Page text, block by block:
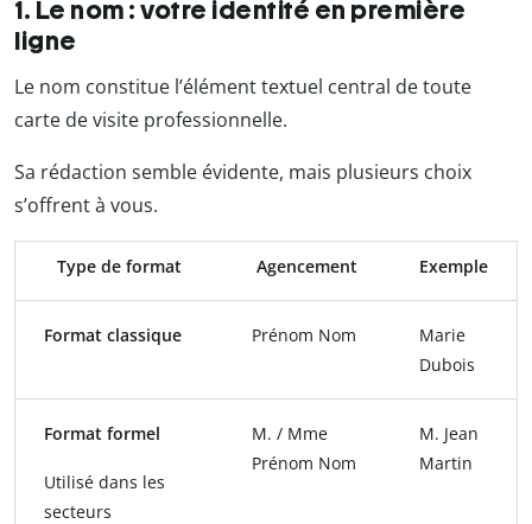
1. Le nom : votre identité en première
ligne
Le nom constitue l’élément textuel central de toute
carte de visite professionnelle.
Sa rédaction semble évidente, mais plusieurs choix
s’offrent à vous.
Type de format Agencement Exemple
Format classique Prénom Nom
Marie
Dubois
Format formel
Utilisé dans les
secteurs
M. / Mme
Prénom Nom
M. Jean
Martin